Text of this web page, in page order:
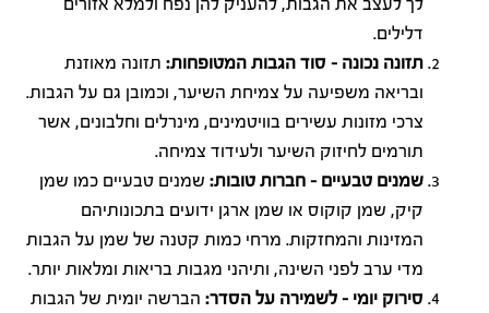
דלילים.
תזונה נכונה – סוד הגבות המטופחות: תזונה מאוזנת
ובריאה משפיעה על צמיחת השיער, וכמובן גם על הגבות.
צרכי מזונות עשירים בוויטמינים, מינרלים וחלבונים, אשר
תורמים לחיזוק השיער ולעידוד צמיחה.
שמנים טבעיים – חברות טובות: שמנים טבעיים כמו שמן
קיק, שמן קוקוס או שמן ארגן ידועים בתכונותיהם
המזינות והמחזקות. מרחי כמות קטנה של שמן על הגבות
מדי ערב לפני השינה, ותיהני מגבות בריאות ומלאות יותר.
סירוק יומי – לשמירה על הסדר: הברשה יומית של הגבות